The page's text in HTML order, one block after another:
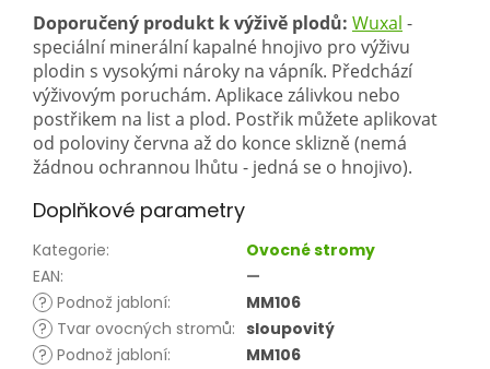
Doporučený produkt k výživě plodů: Wuxal -
speciální minerální kapalné hnojivo pro výživu
plodin s vysokými nároky na vápník. Předchází
výživovým poruchám. Aplikace zálivkou nebo
postřikem na list a plod. Postřik můžete aplikovat
od poloviny června až do konce sklizně (nemá
žádnou ochrannou lhůtu - jedná se o hnojivo).
Doplňkové parametry
Kategorie:
Ovocné stromy
EAN:
—
? Podnož jabloní:
MM106
? Tvar ovocných stromů: sloupovitý
? Podnož jabloní:
MM106